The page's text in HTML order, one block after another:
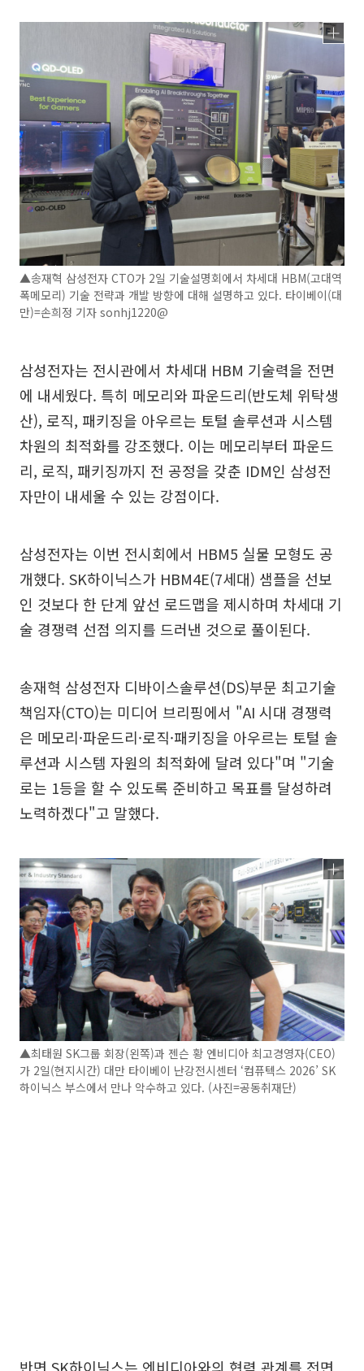
▲송재혁 삼성전자 CTO가 2일 기술설명회에서 차세대 HBM(고대역
폭메모리) 기술 전략과 개발 방향에 대해 설명하고 있다. 타이베이(대
만)=손희정 기자 sonhj1220@
삼성전자는 전시관에서 차세대 HBM 기술력을 전면
에 내세웠다. 특히 메모리와 파운드리(반도체 위탁생
산), 로직, 패키징을 아우르는 토털 솔루션과 시스템
차원의 최적화를 강조했다. 이는 메모리부터 파운드
리, 로직, 패키징까지 전 공정을 갖춘 IDM인 삼성전
자만이 내세울 수 있는 강점이다.
삼성전자는 이번 전시회에서 HBM5 실물 모형도 공
개했다. SK하이닉스가 HBM4E(7세대) 샘플을 선보
인 것보다 한 단계 앞선 로드맵을 제시하며 차세대 기
술 경쟁력 선점 의지를 드러낸 것으로 풀이된다.
송재혁 삼성전자 디바이스솔루션(DS)부문 최고기술
책임자(CTO)는 미디어 브리핑에서 "AI 시대 경쟁력
은 메모리·파운드리·로직·패키징을 아우르는 토털 솔
루션과 시스템 자원의 최적화에 달려 있다"며 "기술
로는 1등을 할 수 있도록 준비하고 목표를 달성하려
노력하겠다"고 말했다.
▲최태원 SK그룹 회장(왼쪽)과 젠슨 황 엔비디아 최고경영자(CEO)
가 2일(현지시간) 대만 타이베이 난강전시센터 ‘컴퓨텍스 2026’ SK
하이닉스 부스에서 만나 악수하고 있다. (사진=공동취재단)